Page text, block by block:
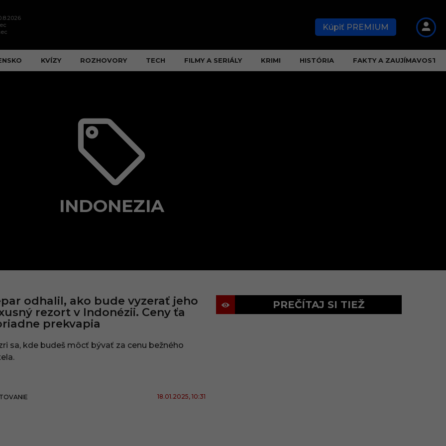
Kúpiť PREMIUM
KVÍZY ROZHOVORY TECH FILMY A SERIÁLY KRIMI HISTÓRIA FAKTY A ZAUJÍMAVOSTI
INDONEZIA
odhalil, ako bude vyzerať jeho
rezort v Indonézii. Ceny ťa
prekvapia
sa, kde budeš môcť bývať za cenu bežného
18.01.2025, 10:31
PREČÍTAJ SI TIEŽ